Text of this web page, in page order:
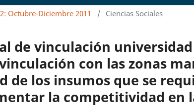
Octubre-Diciembre 2011 / Ciencias Sociales
de vinculación
con las zonas
de los insumos que se
la competitividad en